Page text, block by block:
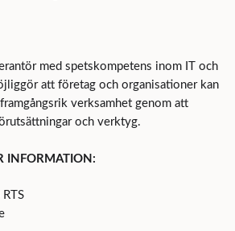
med spetskompetens inom IT och
att företag och organisationer kan
verksamhet genom att
och verktyg.
INFORMATION: